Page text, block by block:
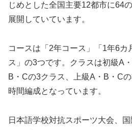
じめとした全国主要12都市に64
展開していています。
コースは「2年コース」「1年6カ
ス」の3つです。クラスは初級A
B・Cの3クラス、上級A・B・C
時間編成となっています。
日本語学校対抗スポーツ大会、